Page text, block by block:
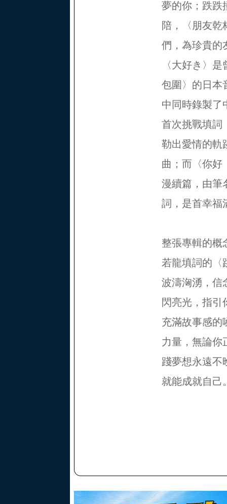
夢的你；跌跌
陪，〈朋友乾
們，為珍貴的
〈大好き〉
包圍〉的日本
中同時錄製了
首次挑戰填詞
勒出愛情的軌
曲；而〈你好
漫續篇，由筆
詞，是首幸福
整張專輯的概
若龍填詞的〈
波濤洶湧，信
閃亮光，指引
充滿故事感的
力量，無論你
踐夢想永遠不
就能成就自己